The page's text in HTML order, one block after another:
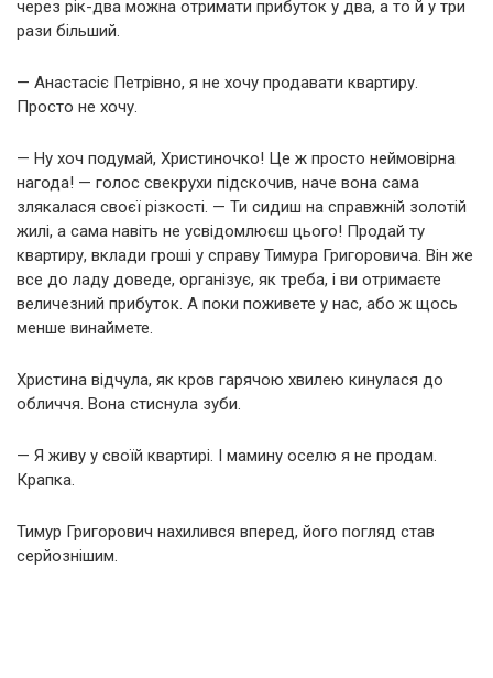
через рік-два можна отримати прибуток у два, а то й у три
рази більший.
— Анастасіє Петрівно, я не хочу продавати квартиру.
Просто не хочу.
— Ну хоч подумай, Христиночко! Це ж просто неймовірна
нагода! — голос свекрухи підскочив, наче вона сама
злякалася своєї різкості. — Ти сидиш на справжній золотій
жилі, а сама навіть не усвідомлюєш цього! Продай ту
квартиру, вклади гроші у справу Тимура Григоровича. Він же
все до ладу доведе, організує, як треба, і ви отримаєте
величезний прибуток. А поки поживете у нас, або ж щось
менше винаймете.
Христина відчула, як кров гарячою хвилею кинулася до
обличчя. Вона стиснула зуби.
— Я живу у своїй квартирі. І мамину оселю я не продам.
Крапка.
Тимур Григорович нахилився вперед, його погляд став
серйознішим.